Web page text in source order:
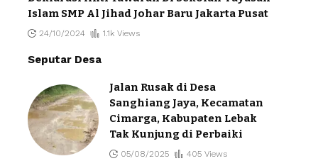
Islam SMP Al Jihad Johar Baru Jakarta Pusat
24/10/2024 1.1k Views
Seputar Desa
Jalan Rusak di Desa
Sanghiang Jaya, Kecamatan
Cimarga, Kabupaten Lebak
Tak Kunjung di Perbaiki
05/08/2025 405 Views